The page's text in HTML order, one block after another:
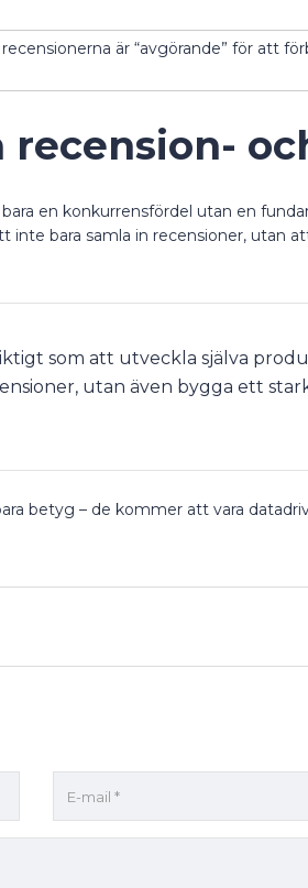
är “avgörande” för att
en konkurrensfördel utan en
bara samla in recensioner, utan
som att utveckla själva
utan även bygga ett
betyg – de kommer att vara